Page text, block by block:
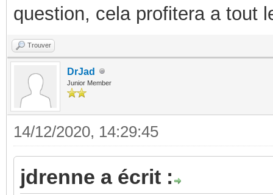
question, cela profitera a tout
Trouver
DrJad
Junior Member
14/12/2020, 14:29:45
jdrenne a écrit :